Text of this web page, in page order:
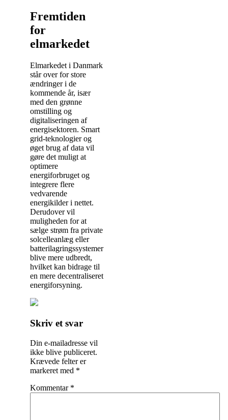
Fremtiden
for
elmarkedet
Elmarkedet i Danmark
står over for store
ændringer i de
kommende år, især
med den grønne
omstilling og
digitaliseringen af
energisektoren. Smart
grid-teknologier og
øget brug af data vil
gøre det muligt at
optimere
energiforbruget og
integrere flere
vedvarende
energikilder i nettet.
Derudover vil
muligheden for at
sælge strøm fra private
solcelleanlæg eller
batterilagringssystemer
blive mere udbredt,
hvilket kan bidrage til
en mere decentraliseret
energiforsyning.
Indlægsnavigation
Skriv et svar
Din e-mailadresse vil
ikke blive publiceret.
Krævede felter er
markeret med *
Kommentar *